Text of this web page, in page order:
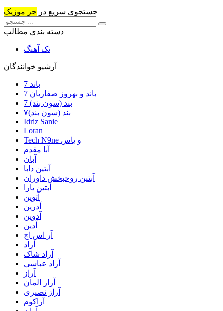
جستجوی سریع در جز موزیک
دسته بندی مطالب
تک آهنگ
آرشیو خوانندگان
7 باند
7 باند و بهروز صفاریان
7 بند (سون بند)
۷بند (سون بند)
Idriz Sanie
Loran
Tech N9ne و یاس
آبا مقدم
آبان
آبتین دابا
آبتین روحبخش داوران
آبتین یارا
آتوین
آدرین
آدوین
آدین
آر اس اچ
آراد
آراد شاک
آراد عباسی
آراز
آراز المان
آراز نصیری
آراکوم